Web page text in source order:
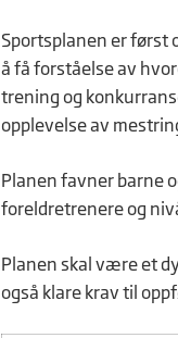
Sportsplanen er først
å få forståelse av
trening og
opplevelse av
Planen favner barne
foreldretrenere og
Planen skal være et
også klare krav til